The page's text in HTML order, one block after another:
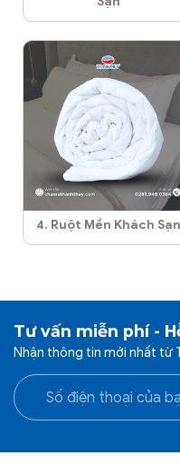
4. Ruột Mền Khách Sạn
Tư vấn miễn phí -
Nhận thông tin mới nhất từ